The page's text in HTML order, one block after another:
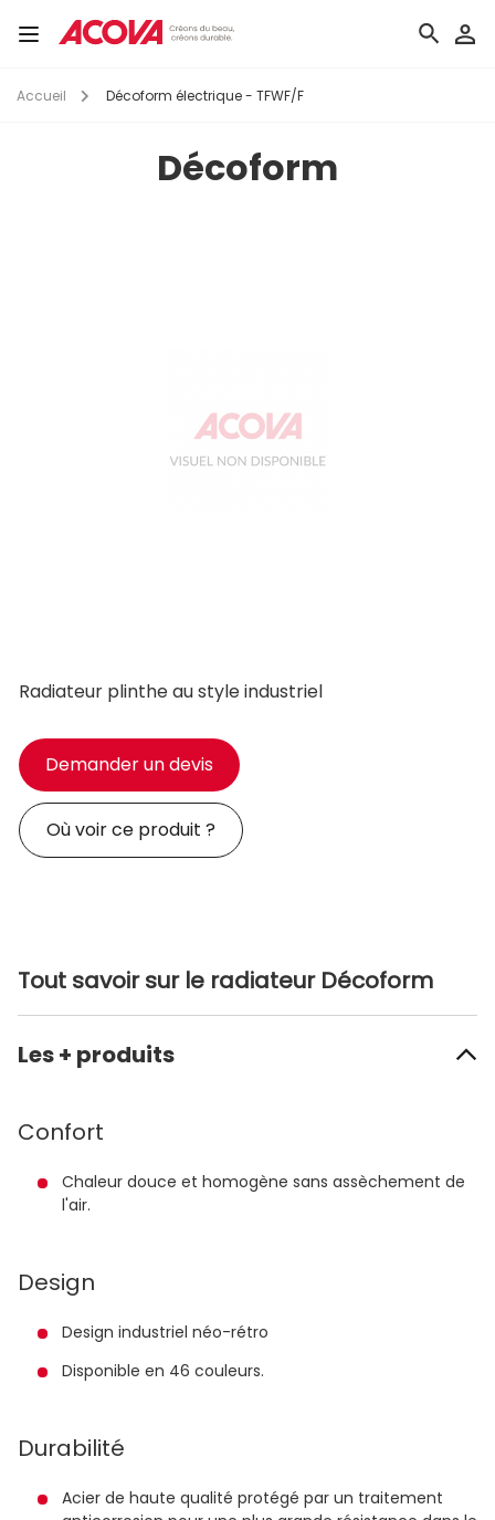
au Toggle
Accueil Décoform électrique - TFWF/F
Décoform
Radiateur plinthe au style industriel
Demander un devis
Où voir ce produit ?
Tout savoir sur le radiateur Décoform
Les + produits
Confort
Chaleur douce et homogène sans assèchement de
l'air.
Design
Design industriel néo-rétro
Disponible en 46 couleurs.
Durabilité
Acier de haute qualité protégé par un traitement